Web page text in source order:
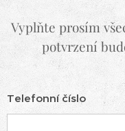
Vyplňte prosím
potvrzení
Telefonní číslo